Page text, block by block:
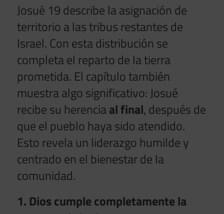
Josué 19 describe la asignación de
territorio a las tribus restantes de
Israel. Con esta distribución se
completa el reparto de la tierra
prometida. El capítulo también
muestra algo significativo: Josué
recibe su herenciaal final, después de
que el pueblo haya sido atendido.
Esto revela un liderazgo humilde y
centrado en el bienestar de la
comunidad.
1. Dios cumple completamente la